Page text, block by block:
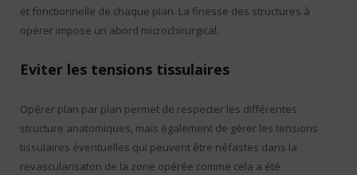
et fonctionnelle de chaque plan. La finesse des structures à
opérer impose un abord microchirurgical.
Eviter les tensions tissulaires
Opérer plan par plan permet de respecter les différentes
structure anatomiques, mais également de gérer les tensions
tissulaires éventuelles qui peuvent être néfastes dans la
revascularisaton de la zone opérée comme cela a été